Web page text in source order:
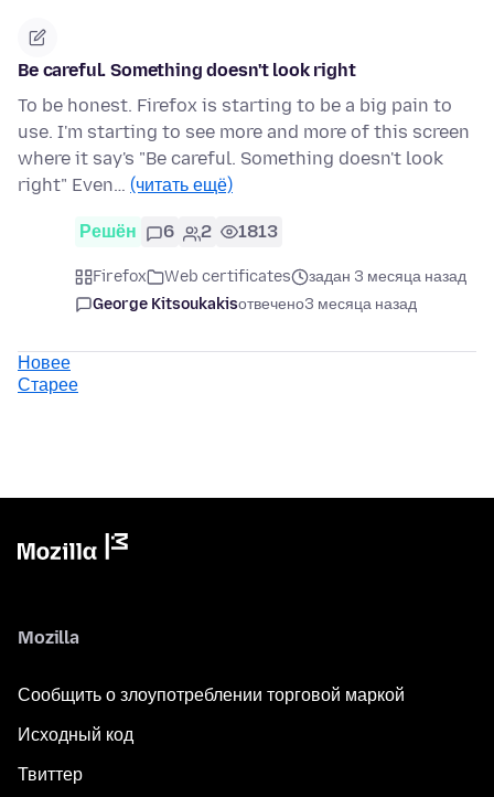
Be careful. Something doesn't look right
To be honest. Firefox is starting to be a big pain to
use. I'm starting to see more and more of this screen
where it say's "Be careful. Something doesn't look
right" Even… (читать ещё)
Решён 6 2 1813
Firefox Web certificates
задан 3 месяца назад
George Kitsoukakisотвечено3 месяца назад
Новее
Старее
Mozilla
Сообщить о злоупотреблении торговой маркой
Исходный код
Твиттер